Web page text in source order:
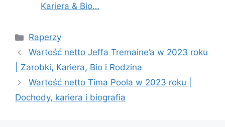
Kariera & Bio…
Categories
Raperzy
Wartość netto Jeffa Tremaine’a w 2023 roku
| Zarobki, Kariera, Bio i Rodzina
Wartość netto Tima Poola w 2023 roku |
Dochody, kariera i biografia